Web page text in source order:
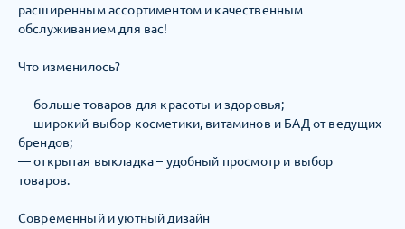
расширенным ассортиментом и качественным
обслуживанием для вас!
Что изменилось?
— больше товаров для красоты и здоровья;
— широкий выбор косметики, витаминов и БАД от ведущих
брендов;
— открытая выкладка – удобный просмотр и выбор
товаров.
Современный и уютный дизайн